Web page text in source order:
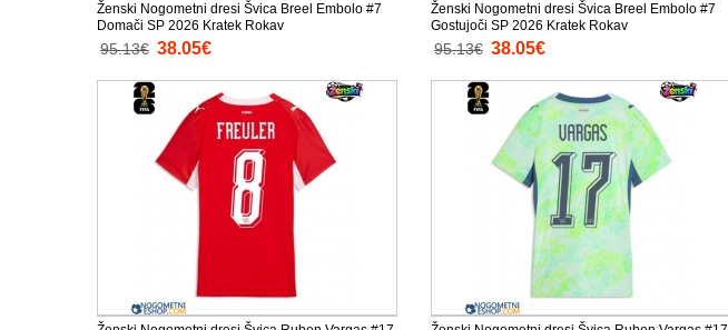
Ženski Nogometni dresi Švica Breel Embolo #7
Domači SP 2026 Kratek Rokav
95.13€ 38.05€
Ženski Nogometni dresi Švica Breel Embolo #7
Gostujoči SP 2026 Kratek Rokav
95.13€ 38.05€